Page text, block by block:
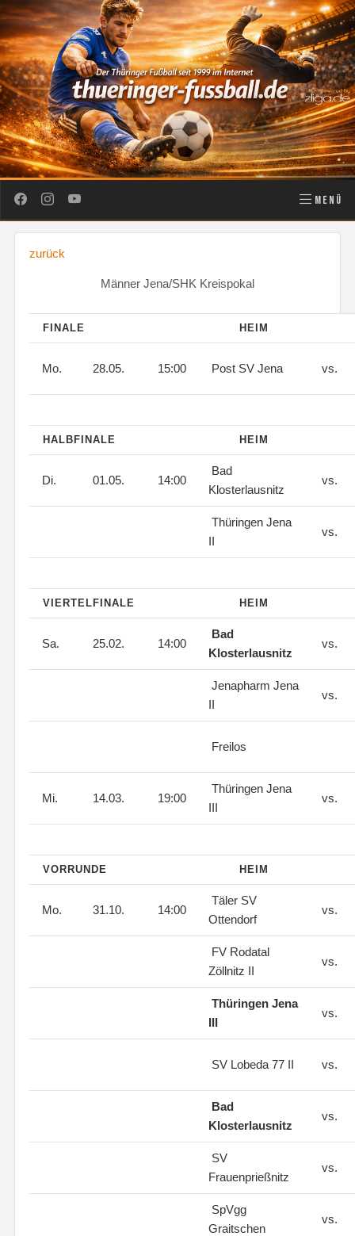
MENÜ
zurück
Männer Jena/SHK Kreispokal
FINALE HEIM
Mo. 28.05. 15:00 Post SV Jena vs.
HALBFINALE HEIM
Di. 01.05. 14:00
Bad
Klosterlausnitz
vs.
Thüringen Jena
II
vs.
VIERTELFINALE HEIM
Sa. 25.02. 14:00
Bad
Klosterlausnitz
vs.
Jenapharm Jena
II
vs.
Freilos
Mi. 14.03. 19:00
Thüringen Jena
III
vs.
VORRUNDE HEIM
Mo. 31.10. 14:00
Täler SV
Ottendorf
vs.
FV Rodatal
Zöllnitz II
vs.
Thüringen Jena
III
vs.
SV Lobeda 77 II vs.
Bad
Klosterlausnitz
vs.
SV
Frauenprießnitz
vs.
SpVgg
Graitschen
vs.